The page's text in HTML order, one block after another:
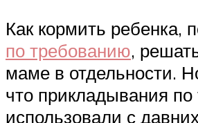
Как кормить ребенка,
по требованию,
маме в отдельности.
что прикладывания
использовали с